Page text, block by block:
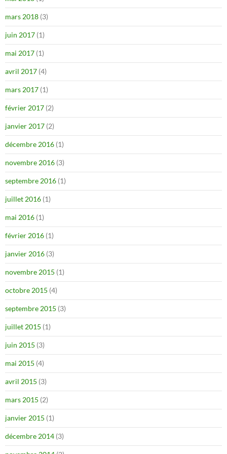
mars 2018 (3)
juin 2017 (1)
mai 2017 (1)
avril 2017 (4)
mars 2017 (1)
février 2017 (2)
janvier 2017 (2)
décembre 2016 (1)
novembre 2016 (3)
septembre 2016 (1)
juillet 2016 (1)
mai 2016 (1)
février 2016 (1)
janvier 2016 (3)
novembre 2015 (1)
octobre 2015 (4)
septembre 2015 (3)
juillet 2015 (1)
juin 2015 (3)
mai 2015 (4)
avril 2015 (3)
mars 2015 (2)
janvier 2015 (1)
décembre 2014 (3)